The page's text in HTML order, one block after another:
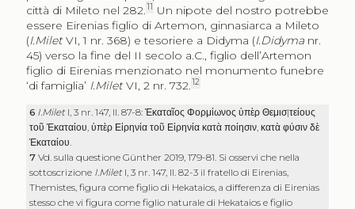
città di Mileto nel 282.11 Un nipote del nostro potrebbe
essere Eirenias figlio di Artemon, ginnasiarca a Mileto
(I.MiletVI, 1 nr. 368) e tesoriere a Didyma (I.Didymanr.
45) verso la fine del II secolo a.C., figlio dell’Artemon
figlio di Eirenias menzionato nel monumento funebre
‘di famiglia’ I.MiletVI, 2 nr. 732.12
6 I.MiletI, 3 nr. 147, ll. 87-8:Ἑκαταῖος Φορμίωνος ὑπὲρ Θεμισ|τείους
τοῦ Ἑκαταίου ,ὑπὲρ Εἰρηνία τοῦ Εἰρηνία κατὰ ποίησιν ,κατὰ φύσιν δὲ
Ἑκαταίου
7Vd. sulla questione Günther 2019, 179-81. Si osservi che nella
sottoscrizione I.MiletI, 3 nr. 147, ll. 82-3 il fratello di Eirenias,
Themistes, figura come figlio di Hekataios, a differenza di Eirenias
stesso che vi figura come figlio naturale di Hekataios e figlio